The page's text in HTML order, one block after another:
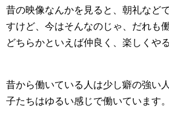
昔の映像なんかを見ると、朝礼など
すけど、今はそんなのじゃ、だれも
どちらかといえば仲良く、楽しくや
昔から働いている人は少し癖の強い
子たちはゆるい感じで働いています。